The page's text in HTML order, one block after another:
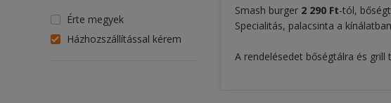
Érte megyek
Házhozszállítással kérem
Smash burger 2 290 Ft-tól,
Specialitás, palacsinta a kínálatban
A rendelésedet bőségtálra és